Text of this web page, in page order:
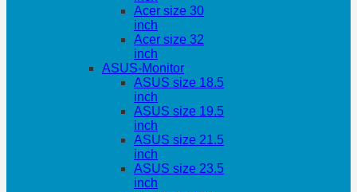
Acer size 30
inch
Acer size 32
inch
ASUS-Monitor
ASUS size 18.5
inch
ASUS size 19.5
inch
ASUS size 21.5
inch
ASUS size 23.5
inch